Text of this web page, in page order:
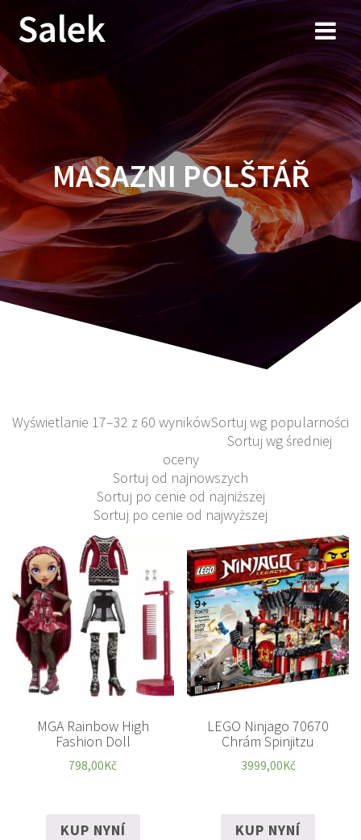
Przejdź
do
Salek
MASAZNI POLŠTÁŘ
Wyświetlanie 17–32 z 60 wynikówSortuj wg popularności
Sortuj wg średniej
oceny
Sortuj od najnowszych
Sortuj po cenie od najniższej
Sortuj po cenie od najwyższej
MGA Rainbow High
Fashion Doll
798,00Kč
KUP NYNÍ
LEGO Ninjago 70670
Chrám Spinjitzu
3999,00Kč
KUP NYNÍ